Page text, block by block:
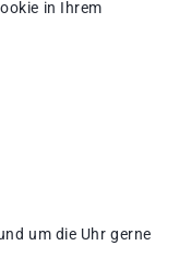
in Ihrem
um die Uhr gerne